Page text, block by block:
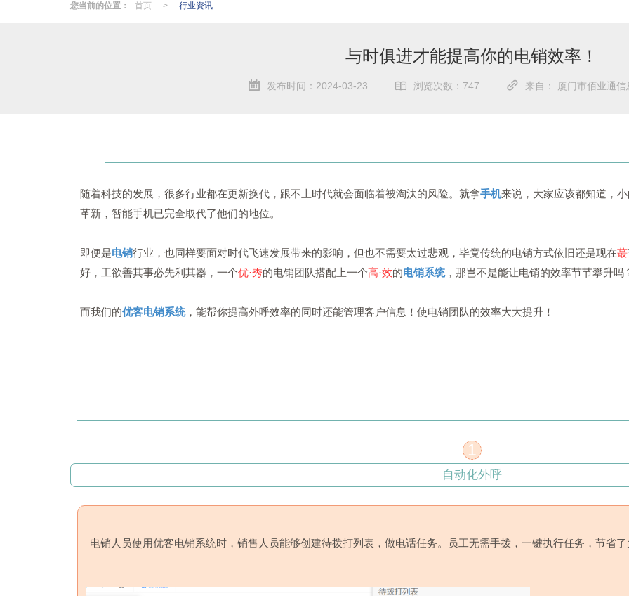
您当前的位置： 首页 > 行业资讯
与时俱进才能提高你的电销效率！
发布时间：2024-03-23 浏览次数：747 来自： 厦门市佰业通信
随着科技的发展，很多行业都在更新换代，跟不上时代就会面临着被淘汰的风险。就拿手机来说，大家应该都知道，
革新，智能手机已完全取代了他们的地位。
即便是电销行业，也同样要面对时代飞速发展带来的影响，但也不需要太过悲观，毕竟传统的电销方式依旧还是现在蕞
好，工欲善其事必先利其器，一个优·秀的电销团队搭配上一个高·效的电销系统，那岂不是能让电销的效率节节攀升吗
而我们的优客电销系统，能帮你提高外呼效率的同时还能管理客户信息！使电销团队的效率大大提升！
1
自动化外呼
电销人员使用优客电销系统时，销售人员能够创建待拨打列表，做电话任务。员工无需手拨，一键执行任务，节省了